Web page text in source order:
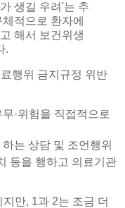
생길 우려'는 추
적으로 환자에
해서 보건위생
.
행위 금지규정 위반
·위험을 직접적으로
는 상담 및 조언행위
등을 행하고 의료기관
만, 1과 2는 조금 더